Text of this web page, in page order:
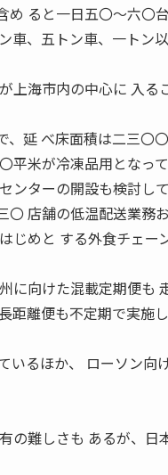
ると一日五〇〜六〇台
車、五トン車、一トン
上海市内の中心に 入る
延 べ床面積は二三〇〇
平米が冷凍品用となって
ターの開設も検討して
店舗の低温配送業務
じめと する外食チェー
向けた混載定期便も
距離便も不定期で実施し
いるほか、 ローソン向
の難しさも あるが、日